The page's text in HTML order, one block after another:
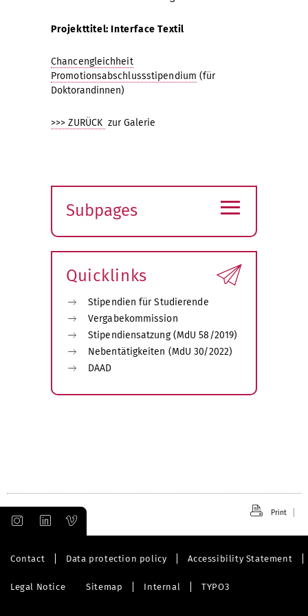
Projekttitel: Interface Textil
Chancengleichheit
Promotionsabschlussstipendium (für
Doktorandinnen)
>>> ZURÜCK zur Galerie
Subpages
submenu
≡
Quicklinks
Stipendien für Studierende
Vergabekommission
Stipendiensatzung (MdU 58/2019)
Nebentätigkeiten (MdU 30/2022)
DAAD
Print
Contact Data protection policy Accessibility Statement
Legal Notice Sitemap Internal TYPO3